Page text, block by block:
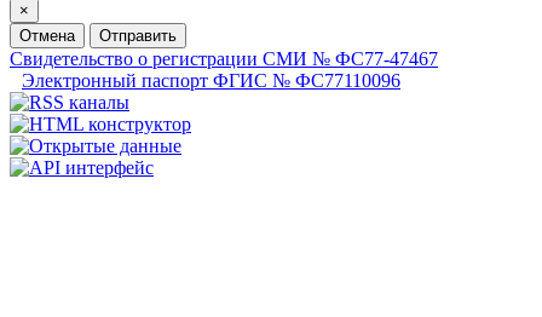
×
Отмена
Отправить
Свидетельство о регистрации СМИ № ФС77-47467
Электронный паспорт ФГИС № ФС77110096